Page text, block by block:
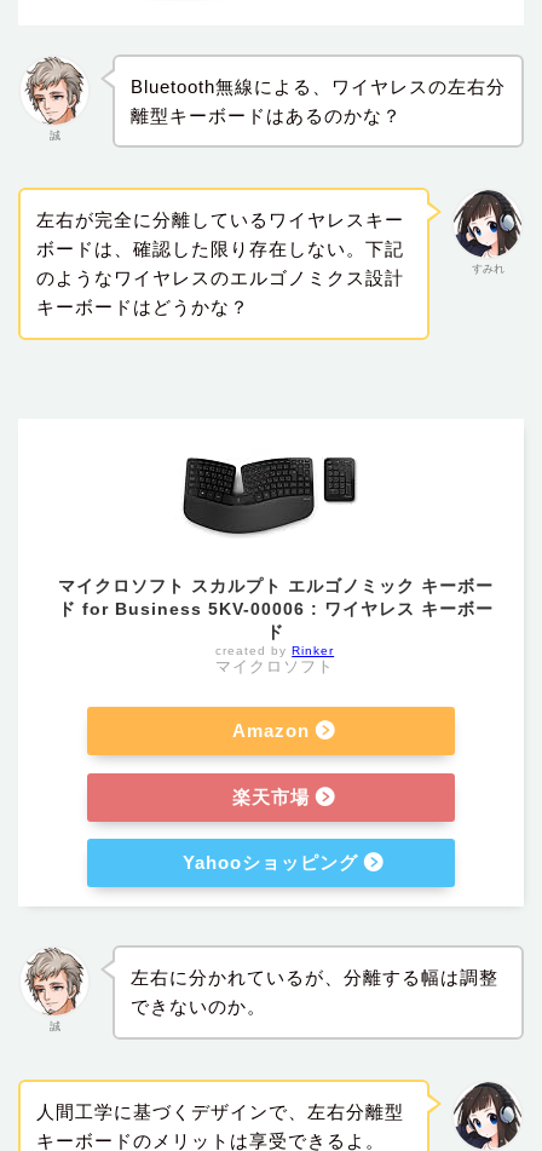
誠
Bluetooth無線による、ワイヤレスの左右分
離型キーボードはあるのかな？
すみれ
左右が完全に分離しているワイヤレスキー
ボードは、確認した限り存在しない。下記
のようなワイヤレスのエルゴノミクス設計
キーボードはどうかな？
マイクロソフト スカルプト エルゴノミック キーボー
ド for Business 5KV-00006 : ワイヤレス キーボー
ド
created byRinker
マイクロソフト
Amazon
楽天市場
Yahooショッピング
誠
左右に分かれているが、分離する幅は調整
できないのか。
人間工学に基づくデザインで、左右分離型
キーボードのメリットは享受できるよ。